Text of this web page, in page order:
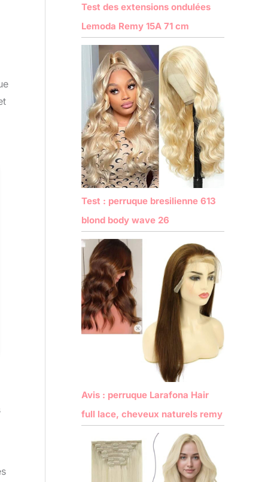
Test des extensions ondulées
Lemoda Remy 15A 71 cm
Test : perruque bresilienne 613
blond body wave 26
Avis : perruque Larafona Hair
full lace, cheveux naturels remy